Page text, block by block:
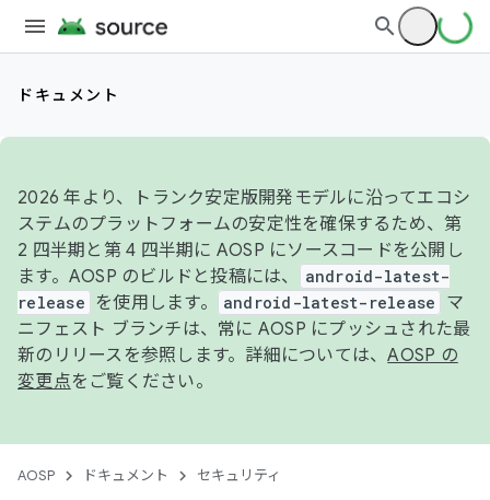
ドキュメント
2026 年より、トランク安定版開発モデルに沿ってエコシ
ステムのプラットフォームの安定性を確保するため、第
2 四半期と第 4 四半期に AOSP にソースコードを公開し
ます。AOSP のビルドと投稿には、
android-latest-
release
を使用します。 android-latest-release
マ
ニフェスト ブランチは、常に AOSP にプッシュされた最
新のリリースを参照します。詳細については、AOSP の
変更点をご覧ください。
AOSP ドキュメント セキュリティ